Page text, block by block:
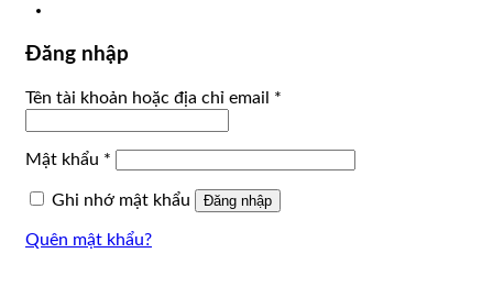
Đăng nhập
Tên tài khoản hoặc địa chỉ email *
Mật khẩu *
Ghi nhớ mật khẩu Đăng nhập
Quên mật khẩu?